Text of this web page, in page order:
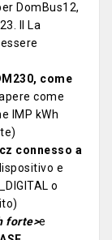
DomBus12,
Il La
come
come
IMP kWh
connesso a
e
o
forte>e